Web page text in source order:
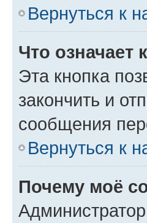
Вернуться к
Что означает
Эта кнопка
закончить и
сообщения
Вернуться к
Почему моё